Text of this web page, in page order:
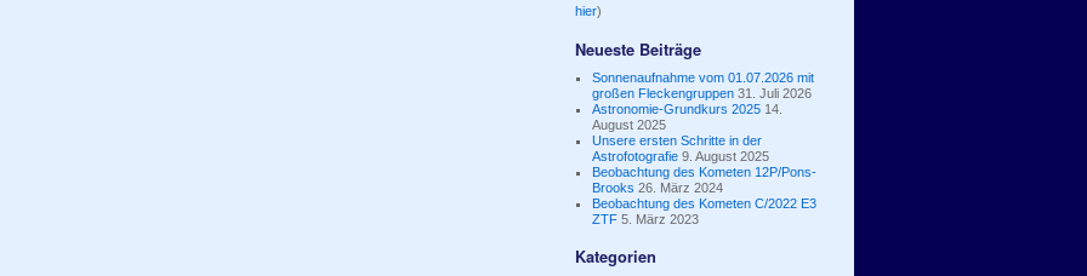
hier)
Neueste Beiträge
Sonnenaufnahme vom 01.07.2026 mit
großen Fleckengruppen 31. Juli 2026
Astronomie-Grundkurs 2025 14.
August 2025
Unsere ersten Schritte in der
Astrofotografie 9. August 2025
Beobachtung des Kometen 12P/Pons-
Brooks 26. März 2024
Beobachtung des Kometen C/2022 E3
ZTF 5. März 2023
Kategorien